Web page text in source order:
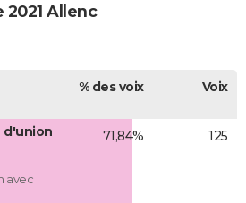
Allenc
% des voix Voix
d'union
avec
71,84% 125